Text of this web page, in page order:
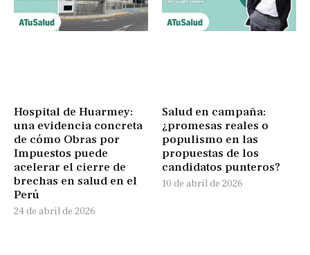
Hospital de Huarmey:
una evidencia concreta
de cómo Obras por
Impuestos puede
acelerar el cierre de
brechas en salud en el
Perú
24 de abril de 2026
Salud en campaña:
¿promesas reales o
populismo en las
propuestas de los
candidatos punteros?
10 de abril de 2026